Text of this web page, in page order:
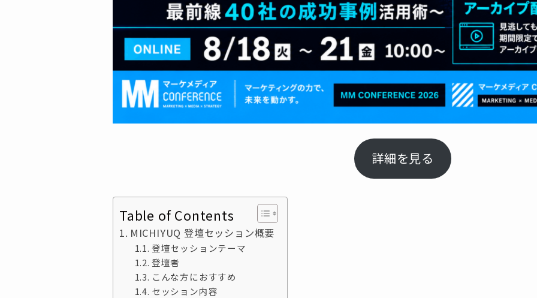
詳細を見る
Table of Contents
MICHIYUQ 登壇セッション概要
登壇セッションテーマ
登壇者
こんな方におすすめ
セッション内容